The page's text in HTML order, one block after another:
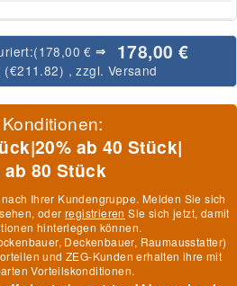
(178,00 € ⇒ 178,00 €
(€211.82) , zzgl. Versand
|20% ab 40 Stück|
ab 80 Stück
Ihrer Kundengruppe. Melden Sie sich
oderregistrieren Sie sich jetzt, damit
hinterlegen können.
Deckenbauer, Raumausstatter)
und ZEG-Kunden erhalten ihre mit
Vorteilskonditionen.